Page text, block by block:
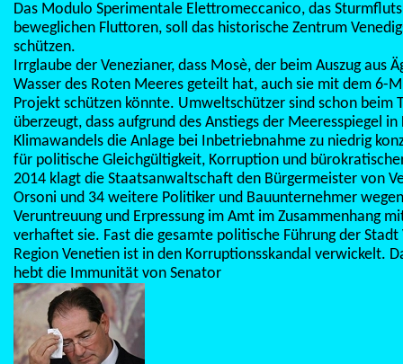
Das Modulo Sperimentale Elettromeccanico, das
beweglichen Fluttoren, soll das historische Zentrum
schützen.
Irrglaube der Venezianer, dass Mosè, der beim Auszug aus
Wasser des Roten Meeres geteilt hat, auch sie mit dem 6-
Projekt schützen könnte. Umweltschützer sind schon beim
überzeugt, dass aufgrund des Anstiegs der Meeresspiegel in
Klimawandels die Anlage bei Inbetriebnahme zu niedrig
für politische Gleichgültigkeit, Korruption und
2014 klagt die Staatsanwaltschaft den Bürgermeister von
Orsoni und 34 weitere Politiker und Bauunternehmer
Veruntreuung und Erpressung im Amt im Zusammenhang
verhaftet sie. Fast die gesamte politische Führung der Stadt
Region Venetien ist in den Korruptionsskandal verwickelt.
hebt die Immunität von Senator